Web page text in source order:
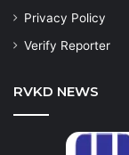
Privacy Policy
Verify Reporter
RVKD NEWS